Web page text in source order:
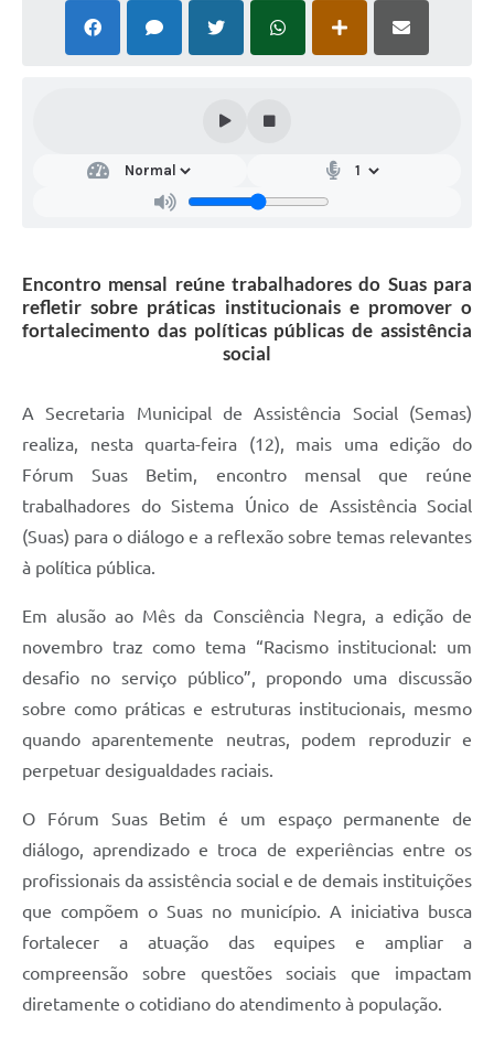
Encontro mensal reúne trabalhadores do Suas para
refletir sobre práticas institucionais e promover o
fortalecimento das políticas públicas de assistência
social
A Secretaria Municipal de Assistência Social (Semas)
realiza, nesta quarta-feira (12), mais uma edição do
Fórum Suas Betim, encontro mensal que reúne
trabalhadores do Sistema Único de Assistência Social
(Suas) para o diálogo e a reflexão sobre temas relevantes
à política pública.
Em alusão ao Mês da Consciência Negra, a edição de
novembro traz como tema “Racismo institucional: um
desafio no serviço público”, propondo uma discussão
sobre como práticas e estruturas institucionais, mesmo
quando aparentemente neutras, podem reproduzir e
perpetuar desigualdades raciais.
O Fórum Suas Betim é um espaço permanente de
diálogo, aprendizado e troca de experiências entre os
profissionais da assistência social e de demais instituições
que compõem o Suas no município. A iniciativa busca
fortalecer a atuação das equipes e ampliar a
compreensão sobre questões sociais que impactam
diretamente o cotidiano do atendimento à população.